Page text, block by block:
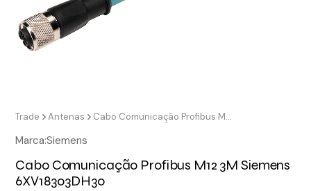
Trade Antenas Cabo Comunicação Profibus M12 3M Siemens 6XV18303DH30
Marca:Siemens
Cabo Comunicação Profibus M12 3M Siemens
6XV18303DH30